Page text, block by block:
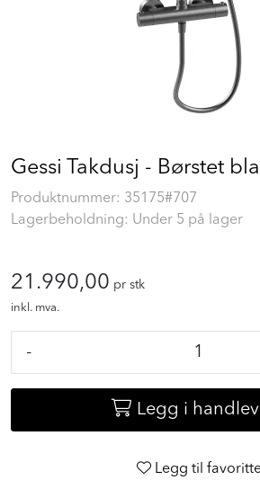
Gessi Takdusj - Børstet
Produktnummer: 35175#707
Lagerbeholdning: Under 5 på lager
21.990,00 pr stk
inkl. mva.
-
Legg i
Legg til